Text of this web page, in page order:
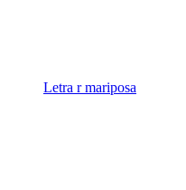
Letra r mariposa